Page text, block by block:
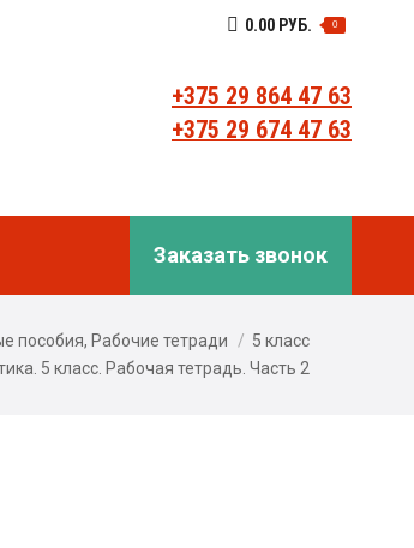
0.00 РУБ. 0
+375 29 864 47 63
+375 29 674 47 63
Заказать звонок
пособия, Рабочие тетради
5 класс
5 класс. Рабочая тетрадь. Часть 2
Заказать звонок